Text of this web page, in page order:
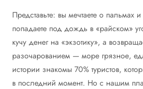
Представьте: вы мечтаете о пальмах
попадаете под дождь в «райском»
кучу денег на «экзотику», а
разочарованием — море грязное,
истории знакомы 70% туристов,
в последний момент. Но с нашим